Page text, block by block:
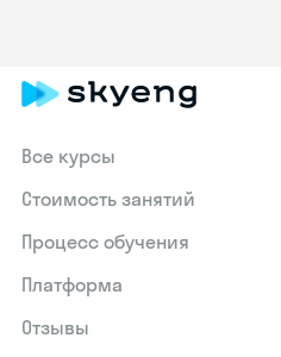
Все курсы
Стоимость занятий
Процесс обучения
Платформа
Отзывы